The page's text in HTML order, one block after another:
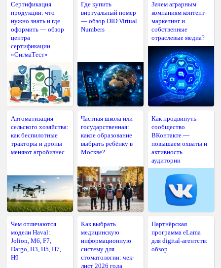
Сертификация
продукции: что
нужно знать и где
оформить — обзор
центра
сертификации
«СигмаТест»
Где купить
виртуальный номер
— обзор DID Virtual
Numbers
Зачем аграрным
компаниям контент-
маркетинг и
собственные
отраслевые медиа?
Автоматизация
сельского хозяйства:
как беспилотные
тракторы и дроны
меняют агробизнес
Частная школа или
государственная:
какое образование
выбрать ребёнку в
Москве?
Как продвинуть
сообщество
ВКонтакте —
повышаем охваты и
активность
аудитории
Чем отличаются
модели Haval:
Jolion, M6, F7,
Dargo, H3, H5, H7,
H9
Как выбрать
медицинскую
информационную
систему для
стоматологии: чек-
лист 2026 года
Партнёрская
программа eLama
для digital-агентств:
обзор